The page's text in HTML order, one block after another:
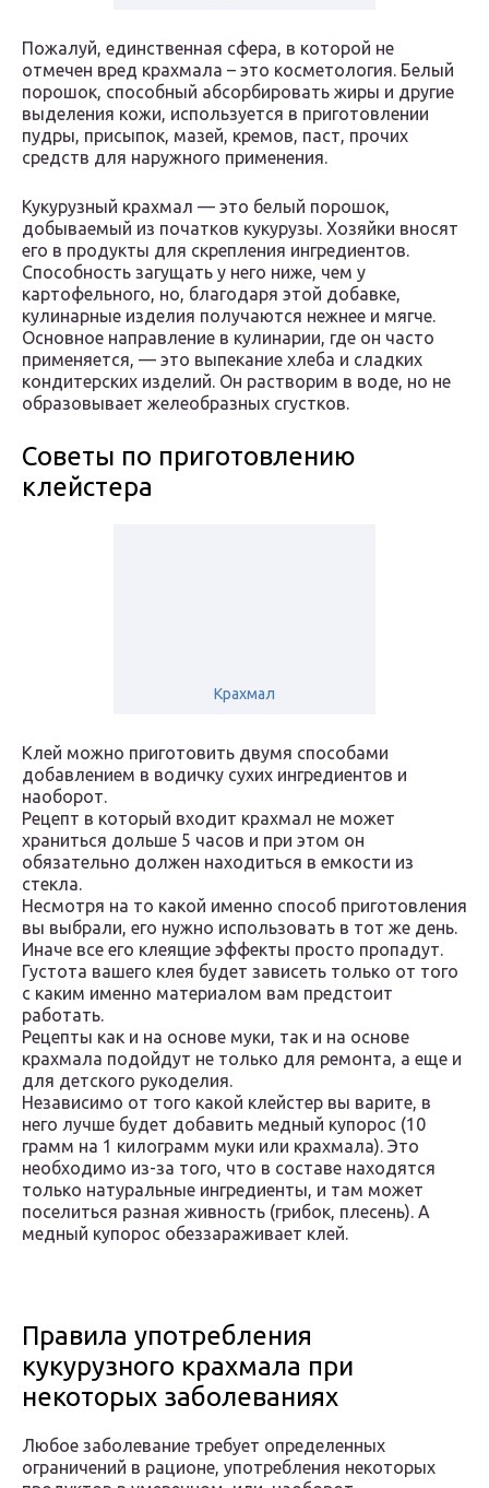
Пожалуй, единственная сфера, в которой не
отмечен вред крахмала – это косметология. Белый
порошок, способный абсорбировать жиры и другие
выделения кожи, используется в приготовлении
пудры, присыпок, мазей, кремов, паст, прочих
средств для наружного применения.
Кукурузный крахмал — это белый порошок,
добываемый из початков кукурузы. Хозяйки вносят
его в продукты для скрепления ингредиентов.
Способность загущать у него ниже, чем у
картофельного, но, благодаря этой добавке,
кулинарные изделия получаются нежнее и мягче.
Основное направление в кулинарии, где он часто
применяется, — это выпекание хлеба и сладких
кондитерских изделий. Он растворим в воде, но не
образовывает желеобразных сгустков.
Советы по приготовлению
клейстера
Крахмал
Клей можно приготовить двумя способами
добавлением в водичку сухих ингредиентов и
наоборот.
Рецепт в который входит крахмал не может
храниться дольше 5 часов и при этом он
обязательно должен находиться в емкости из
стекла.
Несмотря на то какой именно способ приготовления
вы выбрали, его нужно использовать в тот же день.
Иначе все его клеящие эффекты просто пропадут.
Густота вашего клея будет зависеть только от того
с каким именно материалом вам предстоит
работать.
Рецепты как и на основе муки, так и на основе
крахмала подойдут не только для ремонта, а еще и
для детского рукоделия.
Независимо от того какой клейстер вы варите, в
него лучше будет добавить медный купорос (10
грамм на 1 килограмм муки или крахмала). Это
необходимо из-за того, что в составе находятся
только натуральные ингредиенты, и там может
поселиться разная живность (грибок, плесень). А
медный купорос обеззараживает клей.
Правила употребления
кукурузного крахмала при
некоторых заболеваниях
Любое заболевание требует определенных
ограничений в рационе, употребления некоторых